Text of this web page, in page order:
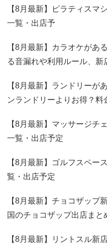
【8月最新】ピラティスマ
一覧・出店予
【8月最新】カラオケがあ
る音漏れや利用ルール、新
【8月最新】ランドリーが
ンランドリーよりお得？料
【8月最新】マッサージチ
一覧・出店予定
【8月最新】ゴルフスペー
覧・出店予定
【8月最新】チョコザップ
国のチョコザップ出店まと
【8月最新】リントスル新